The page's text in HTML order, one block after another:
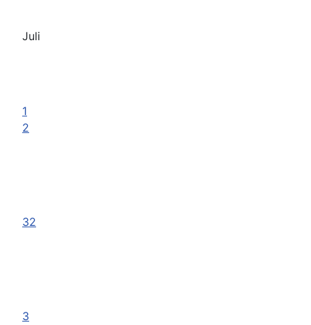
Juli
1
2
32
3